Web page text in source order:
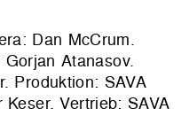
Dan McCrum.
Atanasov.
Produktion: SAVA
Vertrieb: SAVA